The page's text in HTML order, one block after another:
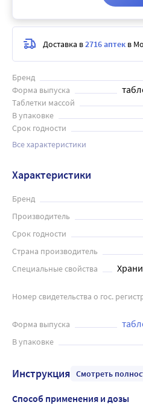
Бренд
Форма выпуска
Таблетки массой
В упаковке
Срок годности
Все характеристики
Доставка в2716 аптек в
Характеристики
Бренд
Производитель
Срок годности
Страна производитель
Специальные свойства
Номер свидетельства о гос.
Форма выпуска
В упаковке
Инструкция Смотреть
Способ применения и дозы